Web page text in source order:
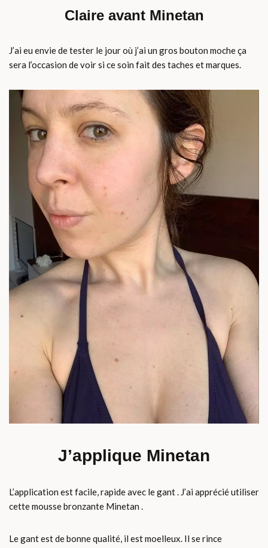
Claire avant Minetan
J’ai eu envie de tester le jour où j’ai un gros bouton moche ça
sera l’occasion de voir si ce soin fait des taches et marques.
J’applique Minetan
L’application est facile, rapide avec le gant . J’ai apprécié utiliser
cette mousse bronzante Minetan .
Le gant est de bonne qualité, il est moelleux. Il se rince